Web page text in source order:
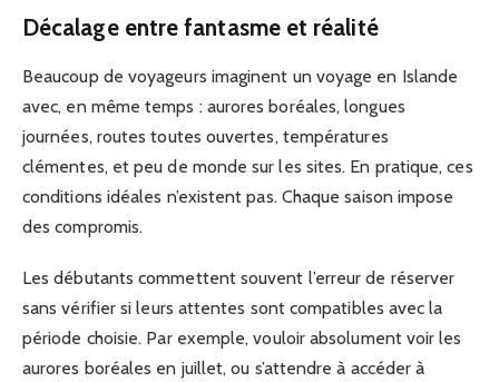
Décalage entre fantasme et réalité
Beaucoup de voyageurs imaginent un voyage en Islande
avec, en même temps : aurores boréales, longues
journées, routes toutes ouvertes, températures
clémentes, et peu de monde sur les sites. En pratique, ces
conditions idéales n’existent pas. Chaque saison impose
des compromis.
Les débutants commettent souvent l’erreur de réserver
sans vérifier si leurs attentes sont compatibles avec la
période choisie. Par exemple, vouloir absolument voir les
aurores boréales en juillet, ou s’attendre à accéder à